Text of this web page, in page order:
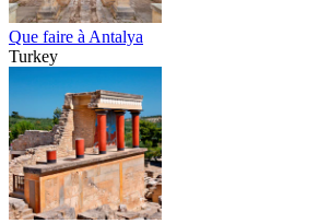
Que faire à Antalya
Turkey